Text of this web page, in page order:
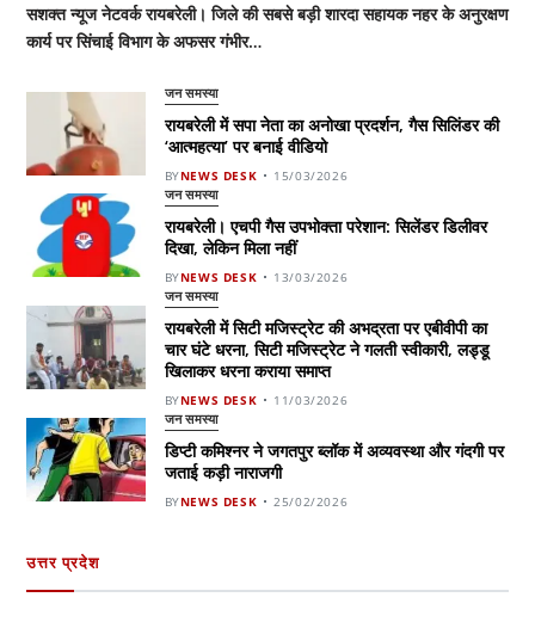
सशक्त न्यूज नेटवर्क रायबरेली। जिले की सबसे बड़ी शारदा सहायक नहर के अनुरक्षण
कार्य पर सिंचाई विभाग के अफसर गंभीर…
जन समस्या
रायबरेली में सपा नेता का अनोखा प्रदर्शन, गैस सिलिंडर की
‘आत्महत्या’ पर बनाई वीडियो
BYNEWS DESK 15/03/2026
जन समस्या
रायबरेली। एचपी गैस उपभोक्ता परेशान: सिलेंडर डिलीवर
दिखा, लेकिन मिला नहीं
BYNEWS DESK 13/03/2026
जन समस्या
रायबरेली में सिटी मजिस्ट्रेट की अभद्रता पर एबीवीपी का
चार घंटे धरना, सिटी मजिस्ट्रेट ने गलती स्वीकारी, लड्डू
खिलाकर धरना कराया समाप्त
BYNEWS DESK 11/03/2026
जन समस्या
डिप्टी कमिश्नर ने जगतपुर ब्लॉक में अव्यवस्था और गंदगी पर
जताई कड़ी नाराजगी
BYNEWS DESK 25/02/2026
उत्तर प्रदेश